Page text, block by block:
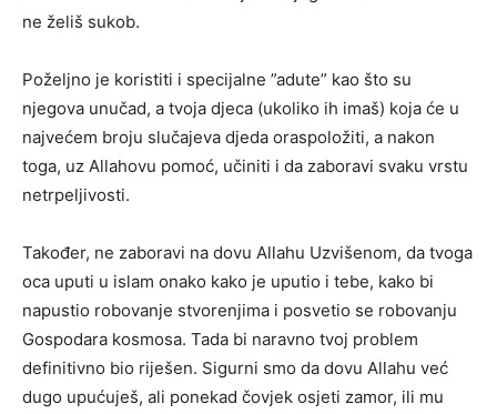
ne želiš sukob.
Poželjno je koristiti i specijalne ”adute” kao što su
njegova unučad, a tvoja djeca (ukoliko ih imaš) koja će u
najvećem broju slučajeva djeda oraspoložiti, a nakon
toga, uz Allahovu pomoć, učiniti i da zaboravi svaku vrstu
netrpeljivosti.
Također, ne zaboravi na dovu Allahu Uzvišenom, da tvoga
oca uputi u islam onako kako je uputio i tebe, kako bi
napustio robovanje stvorenjima i posvetio se robovanju
Gospodara kosmosa. Tada bi naravno tvoj problem
definitivno bio riješen. Sigurni smo da dovu Allahu već
dugo upućuješ, ali ponekad čovjek osjeti zamor, ili mu